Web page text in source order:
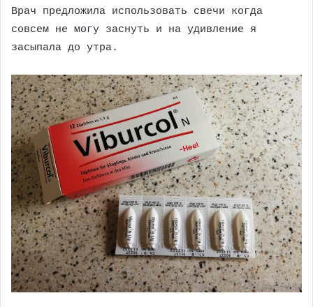
Врач предложила использовать свечи когда
совсем не могу заснуть и на удивление я
засыпала до утра.